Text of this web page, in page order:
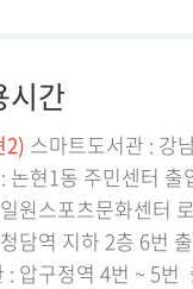
시간
2) 스마트도서관 : 강
논현1동 주민센터
원스포츠문화센터
담역 지하 2층 6번
: 압구정역 4번 ~ 5